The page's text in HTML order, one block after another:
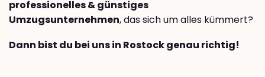
professionelles & günstiges
Umzugsunternehmen, das sich um alles kümmert?
Dann bist du bei uns in Rostock genau richtig!